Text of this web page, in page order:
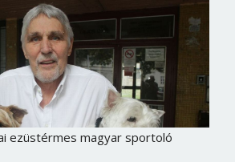
ezüstérmes magyar sportoló